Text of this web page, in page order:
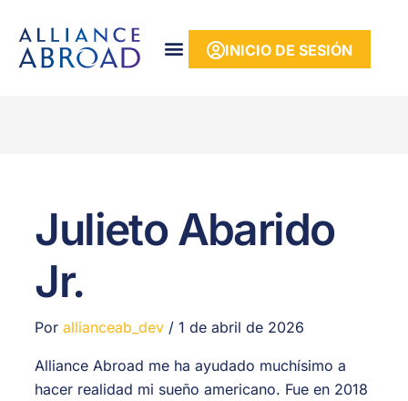
INICIO DE SESIÓN
Julieto Abarido
Jr.
Porallianceab_dev /1 de abril de 2026
Alliance Abroad me ha ayudado muchísimo a
hacer realidad mi sueño americano. Fue en 2018